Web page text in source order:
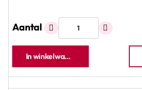
Aantal
In winkelwagen